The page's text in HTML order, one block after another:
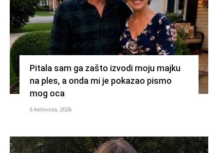
Pitala sam ga zašto izvodi moju majku
na ples, a onda mi je pokazao pismo
mog oca
6 kolovoza, 2026